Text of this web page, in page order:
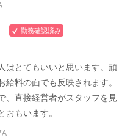
勤務確認済み
はとてもいいと思います。頑
料の面でも反映されます。
、直接経営者がスタッフを見
おもいます。